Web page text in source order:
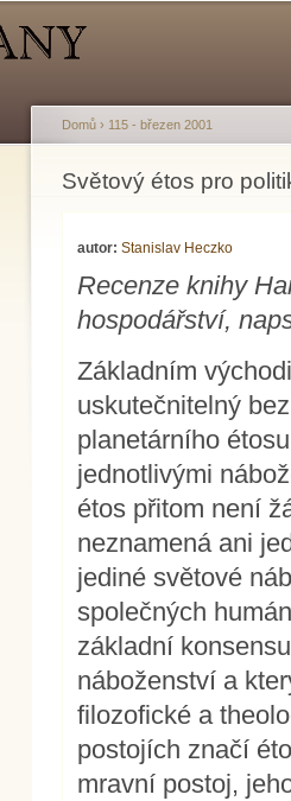
Jste zde
Domů › 115 - březen 2001
Světový étos pro
autor:Stanislav Heczko
Recenze knihy
hospodářství,
Základním
uskutečnitelný
planetárního
jednotlivými
étos přitom není
neznamená ani
jediné světové
společných
základní
náboženství a
filozofické a
postojích značí
mravní postoj,